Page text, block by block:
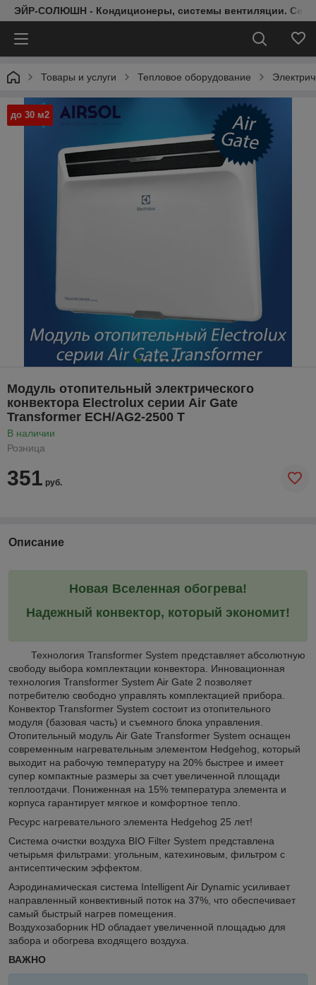
ЭЙР-СОЛЮШН - Кондиционеры, системы вентиляции.
Товары и услуги Тепловое оборудование
до 30 м2
Модуль отопительный электрического
конвектора Electrolux серии Air Gate
Transformer ECH/AG2-2500 T
В наличии
Розница
351 руб.
Описание
Новая Вселенная обогрева!
Надежный конвектор, который экономит!
Технология Transformer System представляет абсолютную
свободу выбора комплектации конвектора. Инновационная
технология Transformer System Air Gate 2 позволяет
потребителю свободно управлять комплектацией прибора.
Конвектор Transformer System состоит из отопительного
модуля (базовая часть) и съемного блока управления.
Отопительный модуль Air Gate Transformer System оснащен
современным нагревательным элементом Hedgehog, который
выходит на рабочую температуру на 20% быстрее и имеет
супер компактные размеры за счет увеличенной площади
теплоотдачи. Пониженная на 15% температура элемента и
корпуса гарантирует мягкое и комфортное тепло.
Ресурс нагревательного элемента Hedgehog 25 лет!
Система очистки воздуха BIO Filter System представлена
четырьмя фильтрами: угольным, катехиновым, фильтром с
антисептическим эффектом.
Аэродинамическая система Intelligent Air Dynamic усиливает
направленный конвективный поток на 37%, что обеспечивает
самый быстрый нагрев помещения.
Воздухозаборник HD обладает увеличенной площадью для
забора и обогрева входящего воздуха.
ВАЖНО